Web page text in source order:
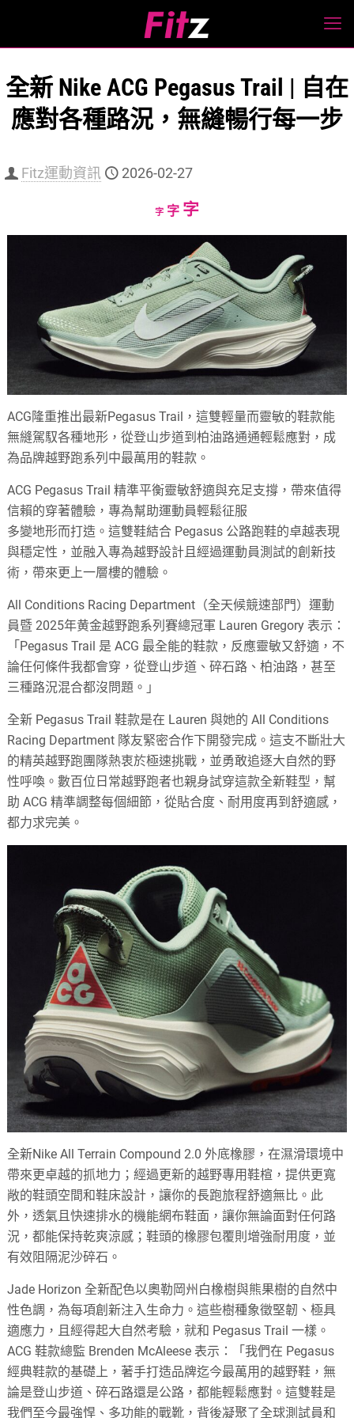
全新 Nike ACG Pegasus Trail | 自在
應對各種路況，無縫暢行每一步
Fitz運動資訊 2026-02-27
字Decrease
字Reset
size.
字Increase
size.
ACG隆重推出最新Pegasus Trail，這雙輕量而靈敏的鞋款能
無縫駕馭各種地形，從登山步道到柏油路通通輕鬆應對，成
為品牌越野跑系列中最萬用的鞋款。
ACG Pegasus Trail 精準平衡靈敏舒適與充足支撐，帶來值得
信賴的穿著體驗，專為幫助運動員輕鬆征服
多變地形而打造。這雙鞋結合 Pegasus 公路跑鞋的卓越表現
與穩定性，並融入專為越野設計且經過運動員測試的創新技
術，帶來更上一層樓的體驗。
All Conditions Racing Department（全天候競速部門）運動
員暨 2025年黄金越野跑系列賽總冠軍 Lauren Gregory 表示：
「Pegasus Trail 是 ACG 最全能的鞋款，反應靈敏又舒適，不
論任何條件我都會穿，從登山步道、碎石路、柏油路，甚至
三種路況混合都沒問題。」
全新 Pegasus Trail 鞋款是在 Lauren 與她的 All Conditions
Racing Department 隊友緊密合作下開發完成。這支不斷壯大
的精英越野跑團隊熱衷於極速挑戰，並勇敢追逐大自然的野
性呼喚。數百位日常越野跑者也親身試穿這款全新鞋型，幫
助 ACG 精準調整每個細節，從貼合度、耐用度再到舒適感，
都力求完美。
全新Nike All Terrain Compound 2.0 外底橡膠，在濕滑環境中
帶來更卓越的抓地力；經過更新的越野專用鞋楦，提供更寬
敞的鞋頭空間和鞋床設計，讓你的長跑旅程舒適無比。此
外，透氣且快速排水的機能網布鞋面，讓你無論面對任何路
況，都能保持乾爽涼感；鞋頭的橡膠包覆則增強耐用度，並
有效阻隔泥沙碎石。
Jade Horizon 全新配色以奧勒岡州白橡樹與熊果樹的自然中
性色調，為每項創新注入生命力。這些樹種象徵堅韌、極具
適應力，且經得起大自然考驗，就和 Pegasus Trail 一樣。
ACG 鞋款總監 Brenden McAleese 表示：「我們在 Pegasus
經典鞋款的基礎上，著手打造品牌迄今最萬用的越野鞋，無
論是登山步道、碎石路還是公路，都能輕鬆應對。這雙鞋是
我們至今最強悍、多功能的戰靴，背後凝聚了全球測試員和